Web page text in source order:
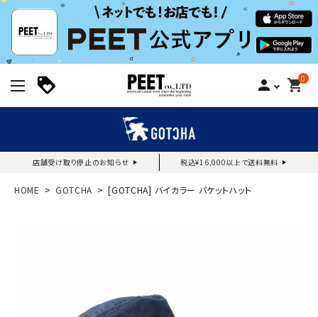
person 0
shopping_cart
店舗受け取り停止のお知らせ 税込¥16,000以上で送料無料
新規会員登録｜ログイン
HOME GOTCHA [GOTCHA] バイカラー バケットハット